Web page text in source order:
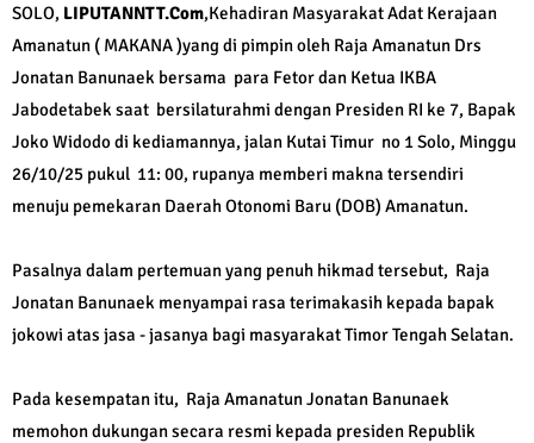
SOLO, LIPUTANNTT.Com,Kehadiran Masyarakat Adat Kerajaan
Amanatun ( MAKANA )yang di pimpin oleh Raja Amanatun Drs
Jonatan Banunaek bersama para Fetor dan Ketua IKBA
Jabodetabek saat bersilaturahmi dengan Presiden RI ke 7, Bapak
Joko Widodo di kediamannya, jalan Kutai Timur no 1 Solo, Minggu
26/10/25 pukul 11: 00, rupanya memberi makna tersendiri
menuju pemekaran Daerah Otonomi Baru (DOB) Amanatun.
Pasalnya dalam pertemuan yang penuh hikmad tersebut, Raja
Jonatan Banunaek menyampai rasa terimakasih kepada bapak
jokowi atas jasa - jasanya bagi masyarakat Timor Tengah Selatan.
Pada kesempatan itu, Raja Amanatun Jonatan Banunaek
memohon dukungan secara resmi kepada presiden Republik